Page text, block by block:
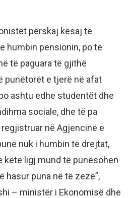
përskaj kësaj të
humbin pensionin, po të
të paguara të gjithë
punëtorët e tjerë në afat
ashtu edhe studentët dhe
sociale, dhe të pa
në Agjencinë e
nuk i humbin të drejtat,
këtë ligj mund të punësohen
hasur puna në të zezë”,
– ministër i Ekonomisë dhe